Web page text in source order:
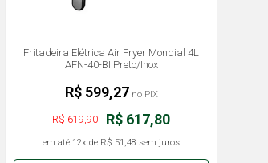
Fritadeira Elétrica Air Fryer Mondial 4L
AFN-40-BI Preto/Inox
R$ 617,80
R$ 619,90
em até 12x de R$ 51,48 sem juros
R$ 599,27 no PIX